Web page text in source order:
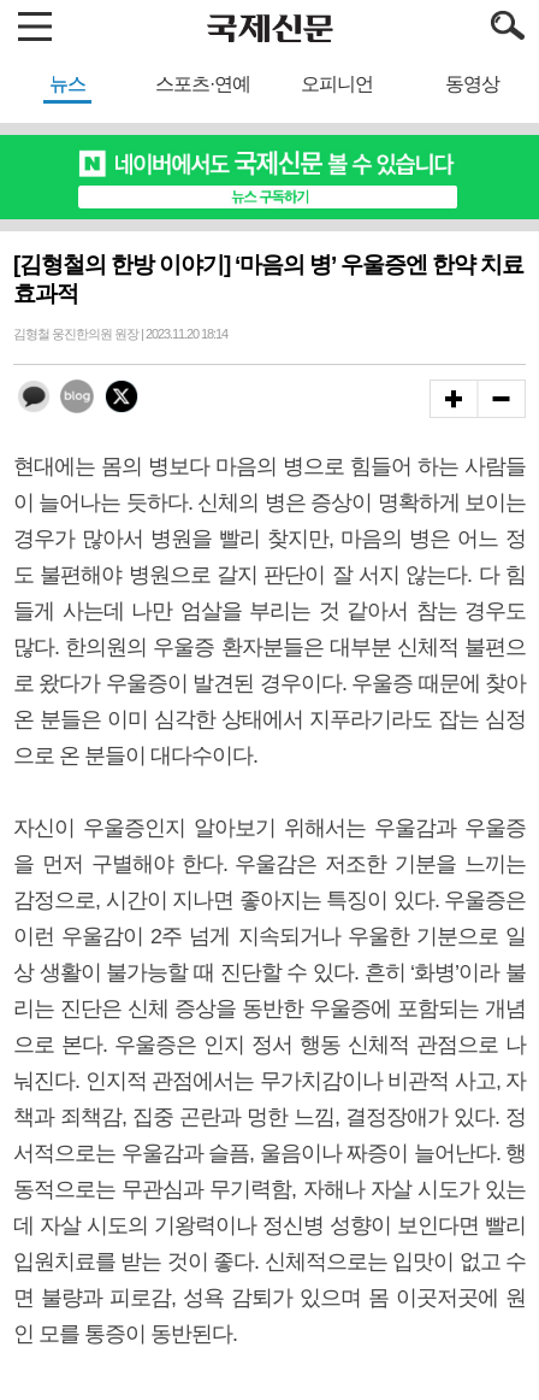
뉴스 스포츠·연예 오피니언 동영상
[김형철의 한방 이야기] ‘마음의 병’ 우울증엔 한약 치료
효과적
김형철 웅진한의원 원장 | 2023.11.20 18:14
현대에는 몸의 병보다 마음의 병으로 힘들어 하는 사람들
이 늘어나는 듯하다. 신체의 병은 증상이 명확하게 보이는
경우가 많아서 병원을 빨리 찾지만, 마음의 병은 어느 정
도 불편해야 병원으로 갈지 판단이 잘 서지 않는다. 다 힘
들게 사는데 나만 엄살을 부리는 것 같아서 참는 경우도
많다. 한의원의 우울증 환자분들은 대부분 신체적 불편으
로 왔다가 우울증이 발견된 경우이다. 우울증 때문에 찾아
온 분들은 이미 심각한 상태에서 지푸라기라도 잡는 심정
으로 온 분들이 대다수이다.
자신이 우울증인지 알아보기 위해서는 우울감과 우울증
을 먼저 구별해야 한다. 우울감은 저조한 기분을 느끼는
감정으로, 시간이 지나면 좋아지는 특징이 있다. 우울증은
이런 우울감이 2주 넘게 지속되거나 우울한 기분으로 일
상 생활이 불가능할 때 진단할 수 있다. 흔히 ‘화병’이라 불
리는 진단은 신체 증상을 동반한 우울증에 포함되는 개념
으로 본다. 우울증은 인지 정서 행동 신체적 관점으로 나
눠진다. 인지적 관점에서는 무가치감이나 비관적 사고, 자
책과 죄책감, 집중 곤란과 멍한 느낌, 결정장애가 있다. 정
서적으로는 우울감과 슬픔, 울음이나 짜증이 늘어난다. 행
동적으로는 무관심과 무기력함, 자해나 자살 시도가 있는
데 자살 시도의 기왕력이나 정신병 성향이 보인다면 빨리
입원치료를 받는 것이 좋다. 신체적으로는 입맛이 없고 수
면 불량과 피로감, 성욕 감퇴가 있으며 몸 이곳저곳에 원
인 모를 통증이 동반된다.